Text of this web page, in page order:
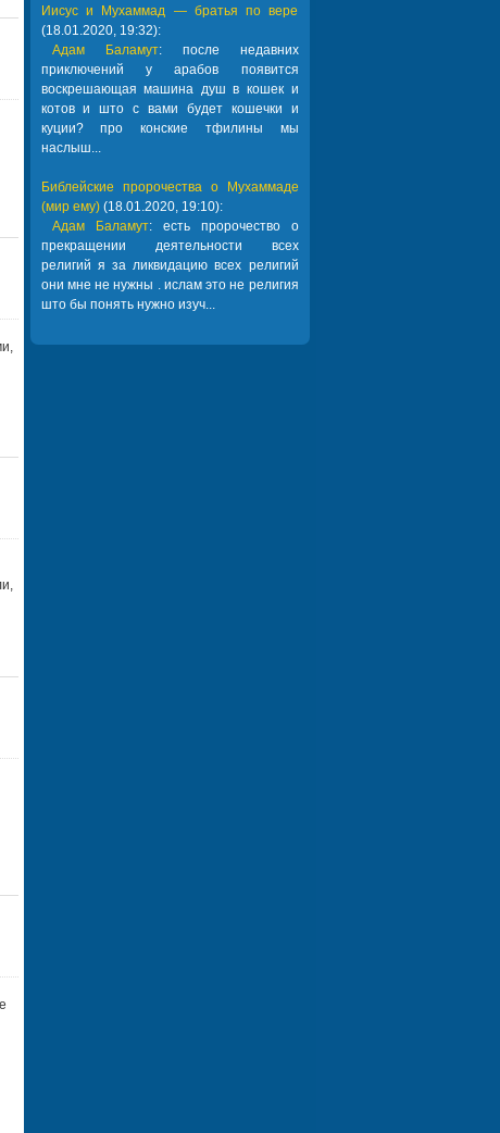
Иисус и Мухаммад — братья по вере
(18.01.2020, 19:32):
Адам Баламут: после недавних
приключений у арабов появится
воскрешающая машина душ в кошек и
котов и што с вами будет кошечки и
куции? про конские тфилины мы
наслыш...
Библейские пророчества о Мухаммаде
(мир ему)(18.01.2020, 19:10):
Адам Баламут: есть пророчество о
прекращении деятельности всех
религий я за ликвидацию всех религий
они мне не нужны . ислам это не религия
што бы понять нужно изуч...